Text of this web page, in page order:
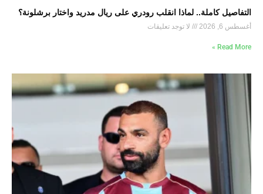
التفاصيل كاملة.. لماذا انقلب رودري على ريال مدريد واختار برشلونة؟
أغسطس 6, 2026 لا توجد تعليقات
Read More »